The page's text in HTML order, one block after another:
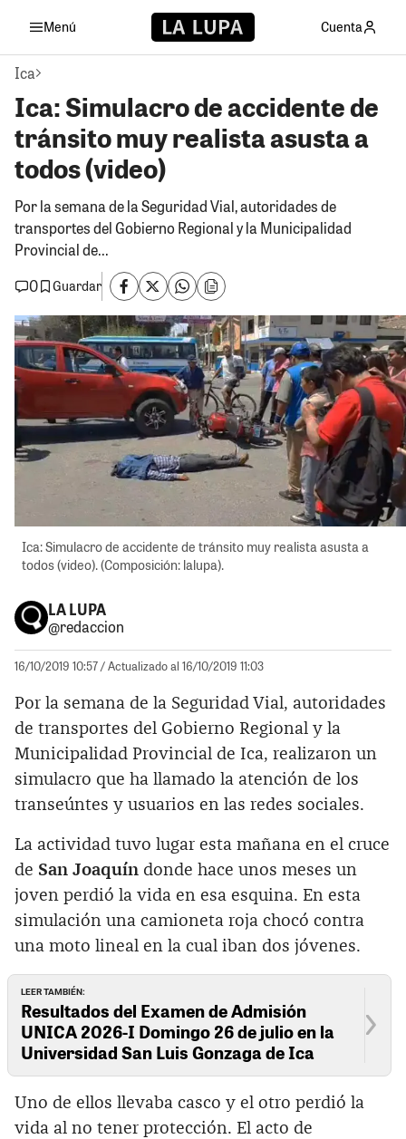
Menú Cuenta
Ica
Ica: Simulacro de accidente de
tránsito muy realista asusta a
todos (video)
Por la semana de la Seguridad Vial, autoridades de
transportes del Gobierno Regional y la Municipalidad
Provincial de...
0
Guardar
Ica: Simulacro de accidente de tránsito muy realista asusta a
todos (video). (Composición: lalupa).
LA LUPA
@redaccion
16/10/2019 10:57/ Actualizado al 16/10/2019 11:03
Por la semana de la Seguridad Vial, autoridades
de transportes del Gobierno Regional y la
Municipalidad Provincial de Ica, realizaron un
simulacro que ha llamado la atención de los
transeúntes y usuarios en las redes sociales.
La actividad tuvo lugar esta mañana en el cruce
de San Joaquín donde hace unos meses un
joven perdió la vida en esa esquina. En esta
simulación una camioneta roja chocó contra
una moto lineal en la cual iban dos jóvenes.
LEER TAMBIÉN:
Resultados del Examen de Admisión
UNICA 2026-I Domingo 26 de julio en la
Universidad San Luis Gonzaga de Ica
Uno de ellos llevaba casco y el otro perdió la
vida al no tener protección. El acto de